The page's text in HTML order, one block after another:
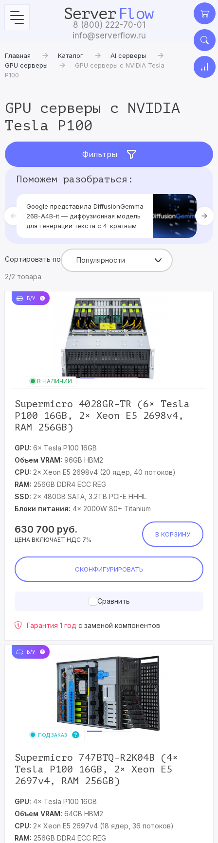
8 (800) 222-70-01
info@serverflow.ru
Главная Каталог
AI серверы
GPU серверы
GPU серверы с NVIDIA Tesla
P100
GPU серверы с NVIDIA
Tesla P100
Фильтры
Поможем разобраться:
Google представила DiffusionGemma-
26B-A4B-it — диффузионная модель
для генерации текста с 4-кратным
Сортировать по
Популярности
2/2 товара
Б/У
В НАЛИЧИИ
Supermicro 4028GR-TR (6× Tesla
P100 16GB, 2× Xeon E5 2698v4,
RAM 256GB)
GPU: 6× Tesla P100 16GB
Объем VRAM: 96GB HBM2
CPU: 2× Xeon E5 2698v4 (20 ядер, 40 потоков)
RAM: 256GB DDR4 ECC REG
SSD: 2× 480GB SATA, 3.2TB PCI-E HHHL
Блоки питания: 4× 2000W 80+ Titanium
630 700 руб.
ЦЕНА ВКЛЮЧАЕТ НДС 7%
В КОРЗИНУ
СКОНФИГУРИРОВАТЬ
Сравнить
Гарантия 1 год с заменой компонентов
Б/У
ПОД ЗАКАЗ
Supermicro 747BTQ-R2K04B (4×
Tesla P100 16GB, 2× Xeon E5
2697v4, RAM 256GB)
GPU: 4× Tesla P100 16GB
Объем VRAM: 64GB HBM2
CPU: 2× Xeon E5 2697v4 (18 ядер, 36 потоков)
RAM: 256GB DDR4 ECC REG